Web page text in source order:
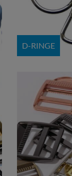
D-RINGE